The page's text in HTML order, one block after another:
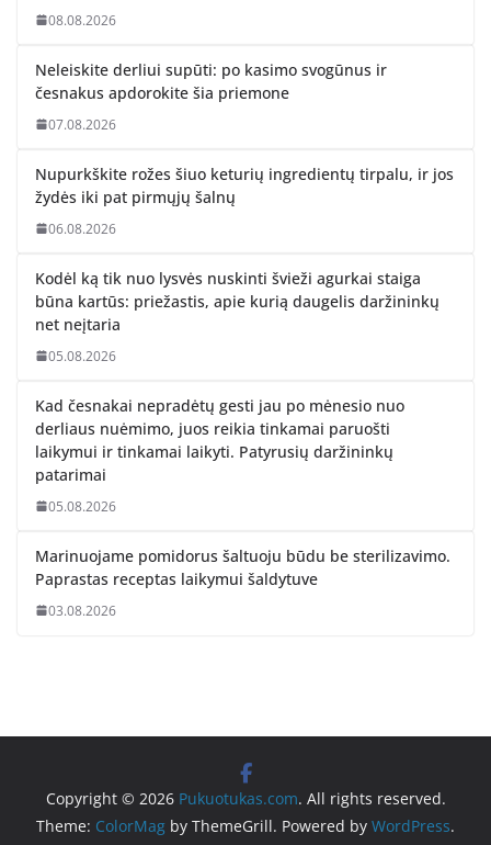
08.08.2026
Neleiskite derliui supūti: po kasimo svogūnus ir
česnakus apdorokite šia priemone
07.08.2026
Nupurkškite rožes šiuo keturių ingredientų tirpalu, ir jos
žydės iki pat pirmųjų šalnų
06.08.2026
Kodėl ką tik nuo lysvės nuskinti švieži agurkai staiga
būna kartūs: priežastis, apie kurią daugelis daržininkų
net neįtaria
05.08.2026
Kad česnakai nepradėtų gesti jau po mėnesio nuo
derliaus nuėmimo, juos reikia tinkamai paruošti
laikymui ir tinkamai laikyti. Patyrusių daržininkų
patarimai
05.08.2026
Marinuojame pomidorus šaltuoju būdu be sterilizavimo.
Paprastas receptas laikymui šaldytuve
03.08.2026
Copyright © 2026 Pukuotukas.com. All rights reserved.
Theme: ColorMag by ThemeGrill. Powered by WordPress.